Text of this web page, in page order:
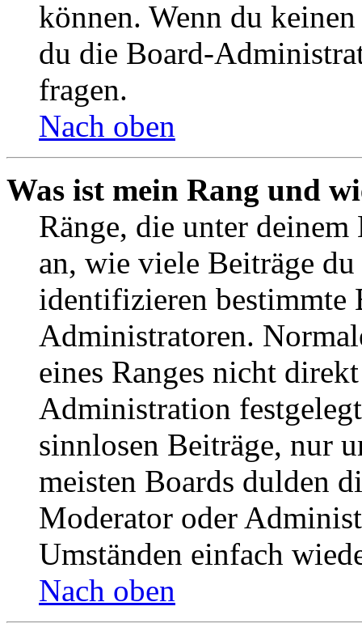
können. Wenn du
du die Board-
fragen.
Nach oben
Was ist mein Rang und
Ränge, die unter deinem
an, wie viele Beiträge
identifizieren bestimmte
Administratoren.
eines Ranges nicht
Administration
sinnlosen Beiträge, nur
meisten Boards dulden
Moderator oder
Umständen einfach
Nach oben